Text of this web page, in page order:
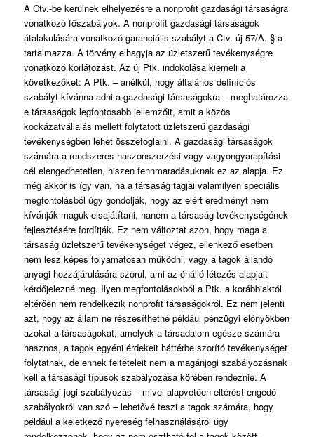
A Ctv.-be kerülnek elhelyezésre a nonprofit gazdasági társaságra
vonatkozó főszabályok. A nonprofit gazdasági társaságok
átalakulására vonatkozó garanciális szabályt a Ctv. új 57/A. §-a
tartalmazza. A törvény elhagyja az üzletszerű tevékenységre
vonatkozó korlátozást. Az új Ptk. indokolása kiemeli a
következőket: A Ptk. – anélkül, hogy általános definíciós
szabályt kívánna adni a gazdasági társaságokra – meghatározza
e társaságok legfontosabb jellemzőit, amit a közös
kockázatvállalás mellett folytatott üzletszerű gazdasági
tevékenységben lehet összefoglalni. A gazdasági társaságok
számára a rendszeres haszonszerzési vagy vagyongyarapítási
cél elengedhetetlen, hiszen fennmaradásuknak ez az alapja. Ez
még akkor is így van, ha a társaság tagjai valamilyen speciális
megfontolásból úgy gondolják, hogy az elért eredményt nem
kívánják maguk elsajátítani, hanem a társaság tevékenységének
fejlesztésére fordítják. Ez nem változtat azon, hogy maga a
társaság üzletszerű tevékenységet végez, ellenkező esetben
nem lesz képes folyamatosan működni, vagy a tagok állandó
anyagi hozzájárulására szorul, ami az önálló létezés alapjait
kérdőjelezné meg. Ilyen megfontolásokból a Ptk. a korábbiaktól
eltérően nem rendelkezik nonprofit társaságokról. Ez nem jelenti
azt, hogy az állam ne részesíthetné például pénzügyi előnyökben
azokat a társaságokat, amelyek a társadalom egésze számára
hasznos, a tagok egyéni érdekeit háttérbe szorító tevékenységet
folytatnak, de ennek feltételeit nem a magánjogi szabályozásnak
kell a társasági típusok szabályozása körében rendeznie. A
társasági jogi szabályozás – mivel alapvetően eltérést engedő
szabályokról van szó – lehetővé teszi a tagok számára, hogy
például a keletkező nyereség felhasználásáról úgy